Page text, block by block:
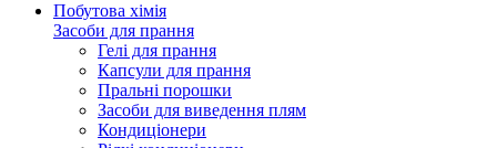
Побутова хімія
Засоби для прання
Гелі для прання
Капсули для прання
Пральні порошки
Засоби для виведення плям
Кондиціонери